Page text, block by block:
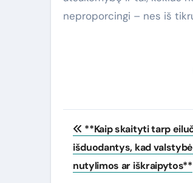
neproporcingi – nes iš
Navigacija
tarp
įrašų
**Kaip skaityti tarp
išduodantys, kad
nutylimos ar iškraipytos**